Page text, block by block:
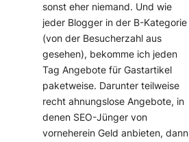
sonst eher niemand. Und wie
jeder Blogger in der B-Kategorie
(von der Besucherzahl aus
gesehen), bekomme ich jeden
Tag Angebote für Gastartikel
paketweise. Darunter teilweise
recht ahnungslose Angebote, in
denen SEO-Jünger von
vorneherein Geld anbieten, dann